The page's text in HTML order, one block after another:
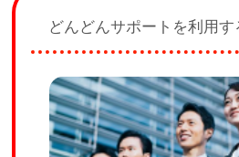
どんどんサポートを利用す